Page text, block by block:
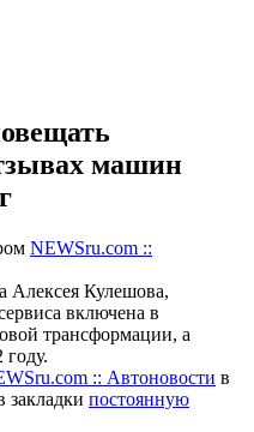
машин
NEWSru.com ::
Алексея Кулешова,
включена в
трансформации, а
году.
:: Автоновости в
закладки постоянную